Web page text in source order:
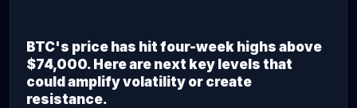
BTC's price has hit four-week highs above
$74,000. Here are next key levels that
could amplify volatility or create
resistance.